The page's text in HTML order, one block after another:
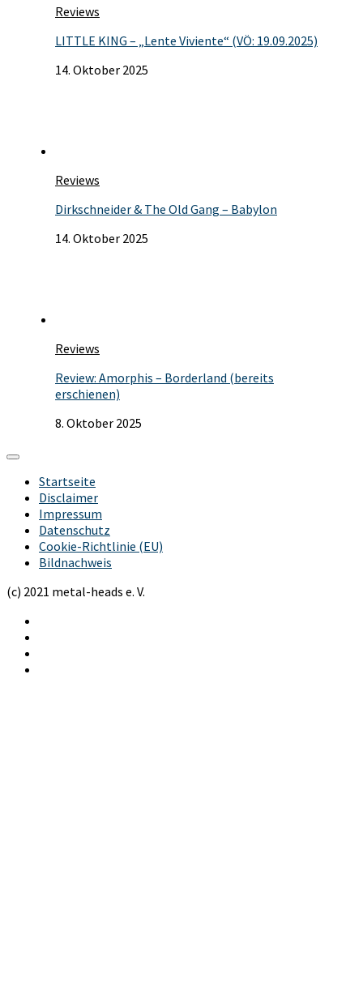
Reviews
LITTLE KING – „Lente Viviente“ (VÖ: 19.09.2025)
14. Oktober 2025
Reviews
Dirkschneider & The Old Gang – Babylon
14. Oktober 2025
Reviews
Review: Amorphis – Borderland (bereits
erschienen)
8. Oktober 2025
Startseite
Disclaimer
Impressum
Datenschutz
Cookie-Richtlinie (EU)
Bildnachweis
(c) 2021 metal-heads e. V.